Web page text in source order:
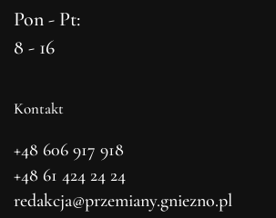
Pon - Pt:
8 - 16
Kontakt
+48 606 917 918
+48 61 424 24 24
redakcja@przemiany.gniezno.pl